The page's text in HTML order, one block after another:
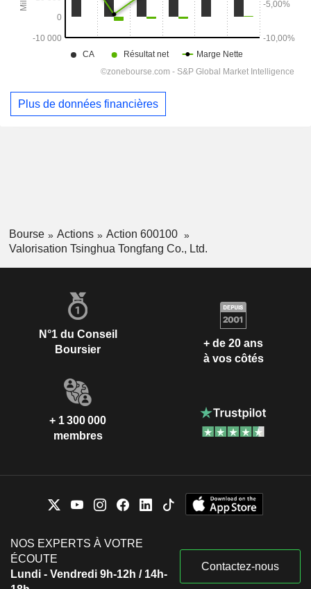
Plus de données financières
Bourse Actions
Action 600100
Valorisation Tsinghua Tongfang Co., Ltd.
N°1 du Conseil
Boursier
+ de 20 ans
à vos côtés
+ 1 300 000
membres
NOS EXPERTS À VOTRE
ÉCOUTE
Lundi - Vendredi 9h-12h / 14h-
Contactez-nous